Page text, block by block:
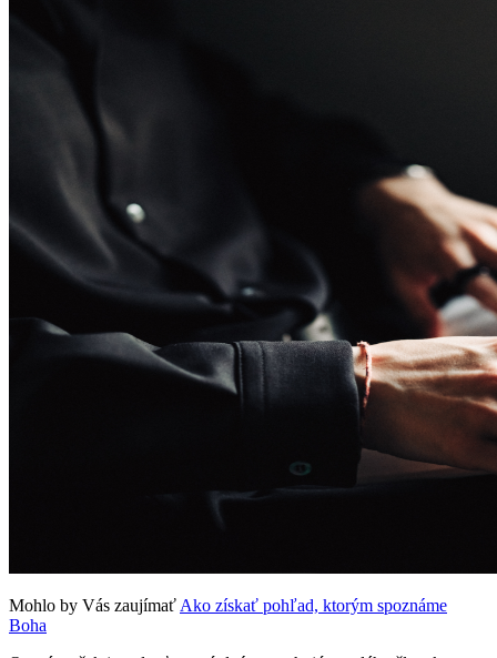
Mohlo by Vás zaujímať Ako získať pohľad, ktorým spoznáme
Boha